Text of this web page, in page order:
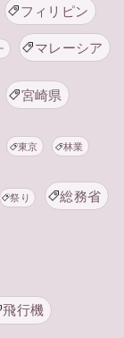
フィリピン
マレーシア
宮崎県
東京 林業
祭り 総務省
飛行機